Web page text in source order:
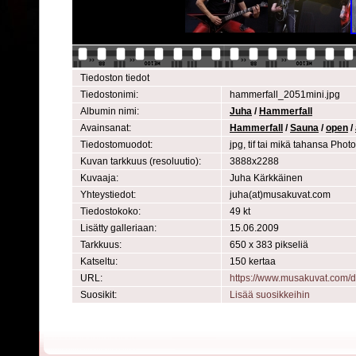
Tiedoston tiedot
Tiedostonimi:
hammerfall_2051mini.jpg
Albumin nimi:
Juha / Hammerfall
Avainsanat:
Hammerfall /Sauna /open /
Tiedostomuodot:
jpg, tif tai mikä tahansa
Kuvan tarkkuus (resoluutio):
3888x2288
Kuvaaja:
Juha Kärkkäinen
Yhteystiedot:
juha(at)musakuvat.com
Tiedostokoko:
49 kt
Lisätty galleriaan:
15.06.2009
Tarkkuus:
650 x 383 pikseliä
Katseltu:
150 kertaa
URL:
https://
Suosikit:
Lisää suosikkeihin